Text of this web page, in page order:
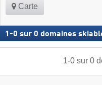
Carte
1 -0 sur 0 domaines
1-0sur 0